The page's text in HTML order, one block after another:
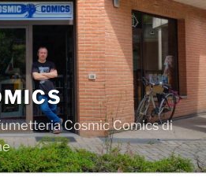
Cosmic Comics di